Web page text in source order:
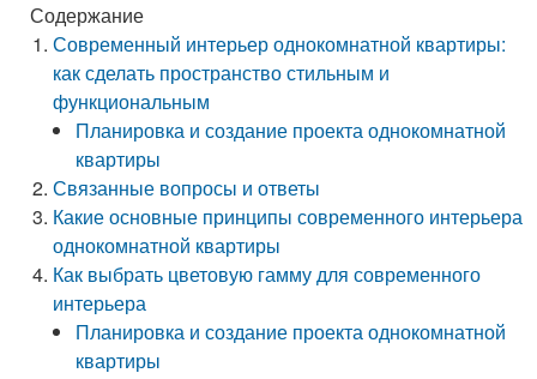
Содержание
Современный интерьер однокомнатной квартиры:
как сделать пространство стильным и
функциональным
Планировка и создание проекта однокомнатной
квартиры
Связанные вопросы и ответы
Какие основные принципы современного интерьера
однокомнатной квартиры
Как выбрать цветовую гамму для современного
интерьера
Планировка и создание проекта однокомнатной
квартиры